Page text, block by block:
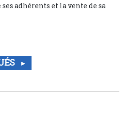
adhérents et la vente de sa